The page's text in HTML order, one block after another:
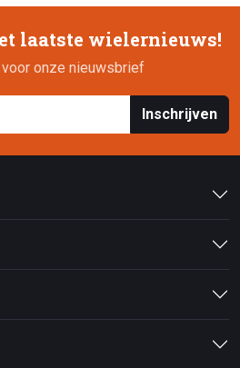
laatste wielernieuws!
onze nieuwsbrief
Inschrijven